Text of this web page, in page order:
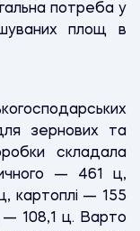
потреба у
площ в
зернових та
складала
— 461 ц,
картоплі — 155
— 108,1 ц. Варто